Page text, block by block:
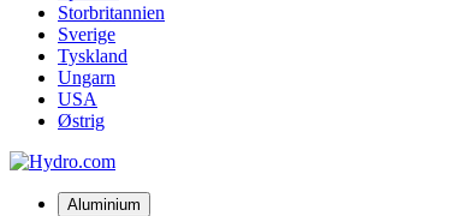
Storbritannien
Sverige
Tyskland
Ungarn
USA
Østrig
Aluminium